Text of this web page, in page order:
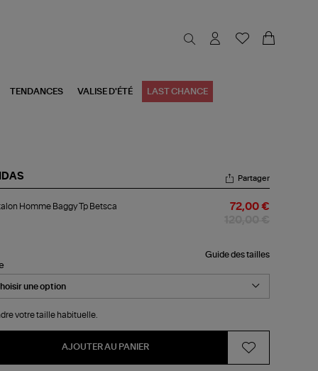
TENDANCES VALISE D'ÉTÉ LAST CHANCE
Partager
Homme Baggy Tp Betsca 72,00 €
Guide des tailles
votre taille habituelle.
AJOUTER AU PANIER